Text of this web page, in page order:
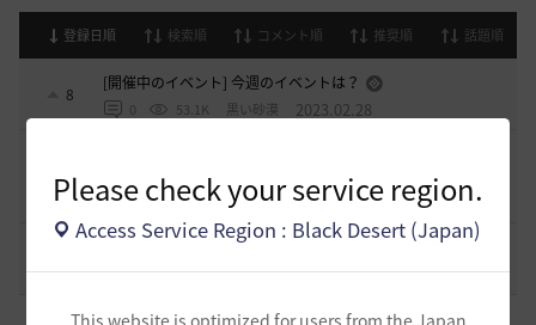
Please check your service region.
Access Service Region : Black Desert (Japan)
登録日順 検索順 コメント順 推奨順 話題順
8
[開催中のイベント] 今週のイベントは？
0 53.1K 黒い砂漠 2023.02.28
19
2 43.3K 黒い砂漠 2022.12.21
1 32.4K 黒い砂漠 2021.05.12
エクレタアクセについて ３１５スタックチャレ